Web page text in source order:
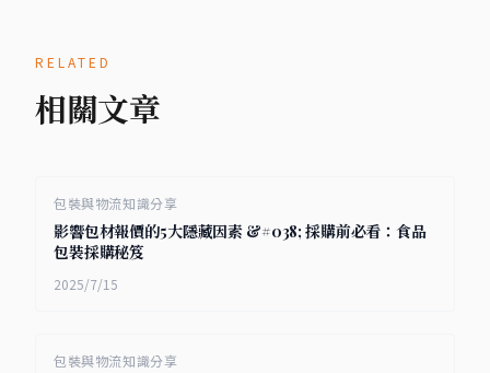
RELATED
相關文章
包裝與物流知識分享
影響包材報價的5大隱藏因素 &#038; 採購前必看：食品
包裝採購秘笈
2025/7/15
包裝與物流知識分享